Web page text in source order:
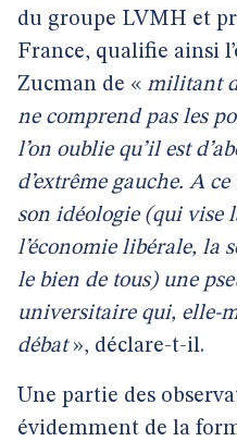
du groupe LVMH et
France, qualifie ainsi
Zucman de « militant
ne comprend pas les
l’on oublie qu’il est
d’extrême gauche. A
son idéologie (qui vise
l’économie libérale, la
le bien de tous) une
universitaire qui, elle-
débat», déclare-t-il.
Une partie des
évidemment de la